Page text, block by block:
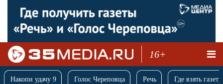
16+
Накопи удачу 9 Голос Череповца Речь Где взять